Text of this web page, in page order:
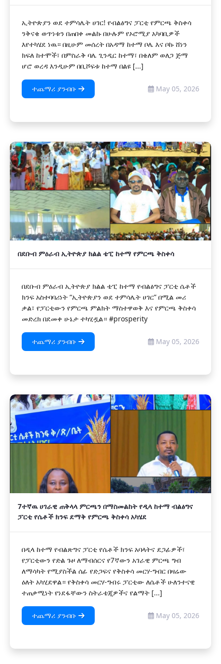
ኢትዮጵያን ወደ ተምሳሌት ሀገር! የብልፅግና ፓርቲ የምርጫ ቅስቀሳ
ንቅናቄ ወጥነቱን በጠበቀ መልኩ በሁሉም የኦሮሚያ አካባቢዎች
እየተካሄደ ነዉ። በዚሁም መሰረት በአዳማ ከተማ ቦሌ እና ቦኩ ሸነን
ክፍለ ከተሞች፣ በምስራቅ ባሌ ጊንዲር ከተማ፣ በቄለም ወለጋ ጅማ
ሆሮ ወረዳ እንዲሁም በቢሾፍቱ ከተማ በልዩ [...]
ተጨማሪ ያንብቡ May 05, 2026
በደቡብ ምዕራብ ኢትዮጵያ ክልል ቴፒ ከተማ የምርጫ ቅስቀሳ
በደቡብ ምዕራብ ኢትዮጵያ ክልል ቴፒ ከተማ የብልፅግና ፓርቲ ሴቶች
ክንፍ አስተባባሪነት “ኢትዮጵያን ወደ ተምሳሌት ሀገር” በሚል መሪ
ቃል፣ የፓርቲውን የምርጫ ምልክት ማስተዋወቅ እና የምርጫ ቅስቀሳ
መድረክ በደመቀ ሁኔታ ተካሂዷል። #prosperity
ተጨማሪ ያንብቡ May 05, 2026
7ተኛዉ ሀገራዊ ጠቅላላ ምርጫን በማስመልከት የዲላ ከተማ ብልፅግና
ፓርቲ የሴቶች ክንፍ ደማቅ የምርጫ ቅስቀሳ አካሄደ
በዲላ ከተማ የብልጽግና ፓርቲ የሴቶች ክንፍ አባላትና ደጋፊዎች፣
የፓርቲውን የድል ጉዞ ለማብሰርና የ7ኛውን አገራዊ ምርጫ ግብ
ለማሳካት የሚያስችል ሰፊ የድጋፍና የቅስቀሳ መርሃ-ግብር በዛሬው
ዕለት አካሂደዋል። የቅስቀሳ መርሃ-ግብሩ ፓርቲው ለሴቶች ሁለንተናዊ
ተጠቃሚነት የነደፋቸውን ስትራቴጂዎችና የልማት [...]
ተጨማሪ ያንብቡ May 05, 2026